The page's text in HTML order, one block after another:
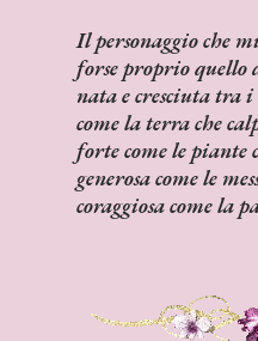
Il personaggio che
forse proprio quello
nata e cresciuta tra
come la terra che
forte come le piante
generosa come le
coraggiosa come la